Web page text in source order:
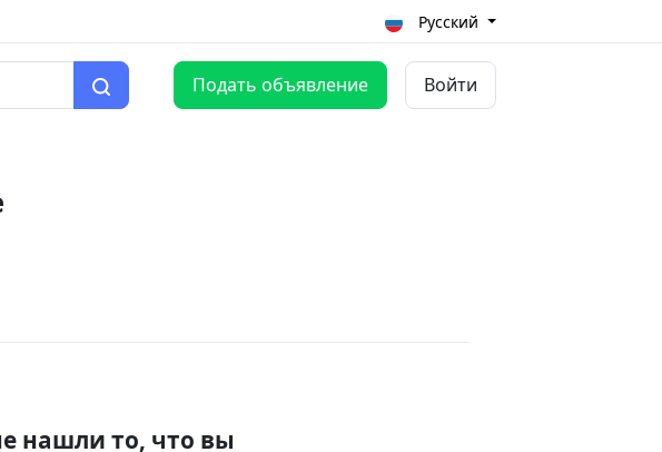
Русский
Подать объявление Войти
нашли то, что вы